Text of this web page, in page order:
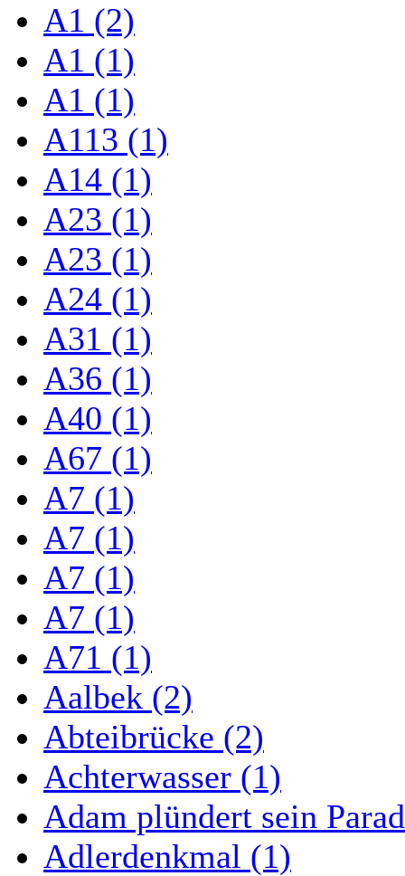
A1 (2)
A1 (1)
A1 (1)
A113 (1)
A14 (1)
A23 (1)
A23 (1)
A24 (1)
A31 (1)
A36 (1)
A40 (1)
A67 (1)
A7 (1)
A7 (1)
A7 (1)
A7 (1)
A71 (1)
Aalbek (2)
Abteibrücke (2)
Achterwasser (1)
Adam plündert sein
Adlerdenkmal (1)